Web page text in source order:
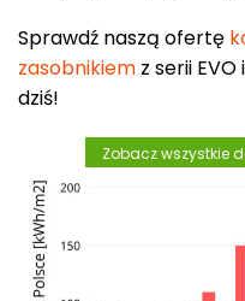
Sprawdź naszą ofertę
zasobnikiem z serii
dziś!
Zobacz wszystkie